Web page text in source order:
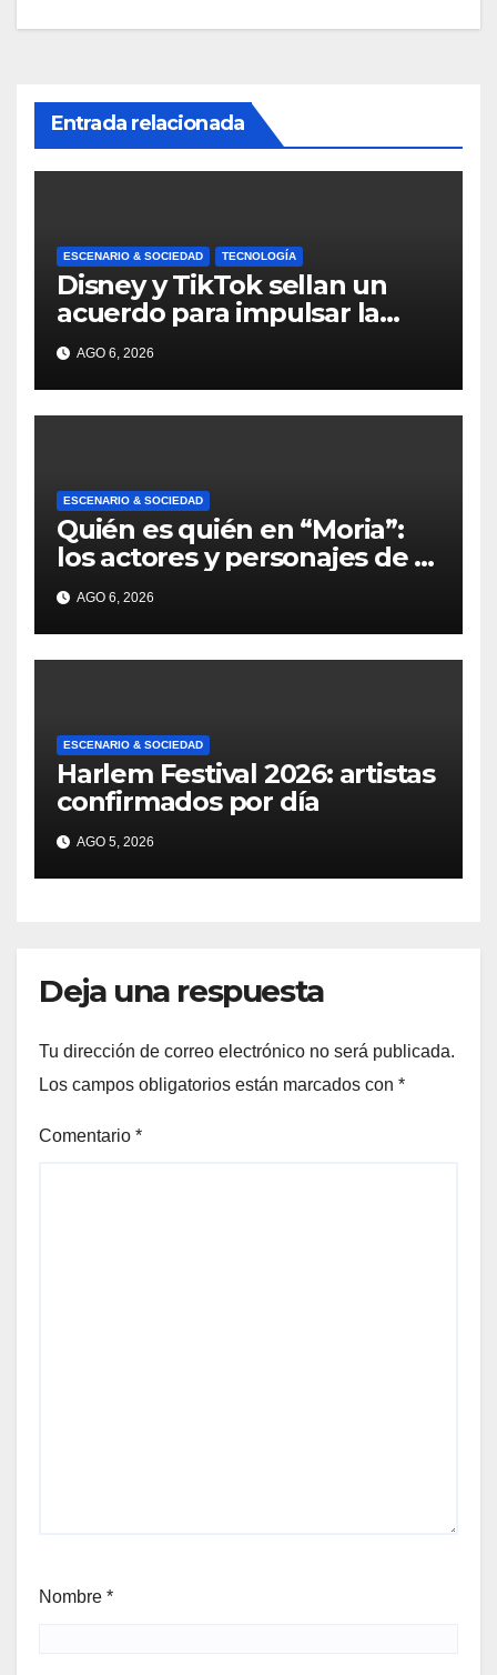
Entrada relacionada
ESCENARIO & SOCIEDAD TECNOLOGÍA
Disney y TikTok sellan un
acuerdo para impulsar la
creación de contenido oficial
en formato vertical
AGO 6, 2026
ESCENARIO & SOCIEDAD
Quién es quién en “Moria”:
los actores y personajes de la
serie
AGO 6, 2026
ESCENARIO & SOCIEDAD
Harlem Festival 2026: artistas
confirmados por día
AGO 5, 2026
Deja una respuesta
Tu dirección de correo electrónico no será publicada.
Los campos obligatorios están marcados con *
Comentario *
Nombre *